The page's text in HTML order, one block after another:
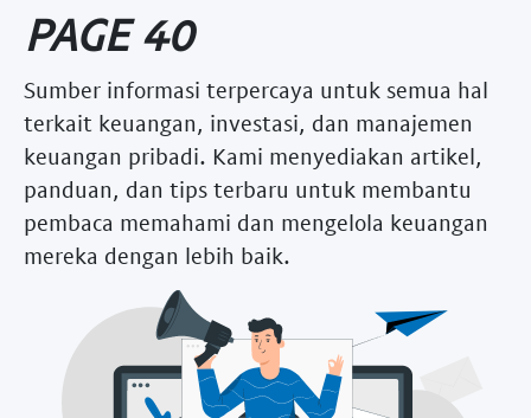
PAGE 40
Sumber informasi terpercaya untuk semua hal
terkait keuangan, investasi, dan manajemen
keuangan pribadi. Kami menyediakan artikel,
panduan, dan tips terbaru untuk membantu
pembaca memahami dan mengelola keuangan
mereka dengan lebih baik.